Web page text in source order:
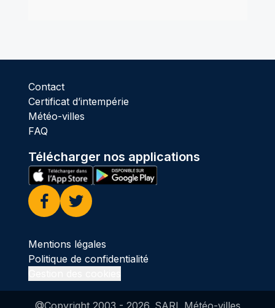
Contact
Certificat d’intempérie
Météo-villes
FAQ
Télécharger nos applications
Facebook
Twitter
Mentions légales
Politique de confidentialité
@Copyright 2003 - 2026. SARL Météo-villes